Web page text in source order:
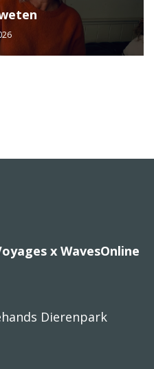
x WavesOnline
Dierenpark